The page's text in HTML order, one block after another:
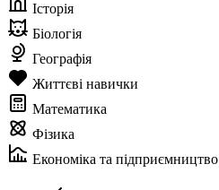
Історія
Біологія
Географія
Життєві навички
Математика
Фізика
Економіка та підприємництво